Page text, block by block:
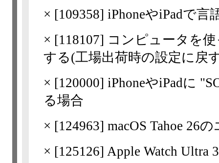
× [109358] iPhoneやiPadで言
× [118107] コンピュータを使
する(工場出荷時の設定に戻
× [120000] iPhoneやiPadに
る場合
× [124963] macOS Tahoe 26
× [125126] Apple Watch Ultra